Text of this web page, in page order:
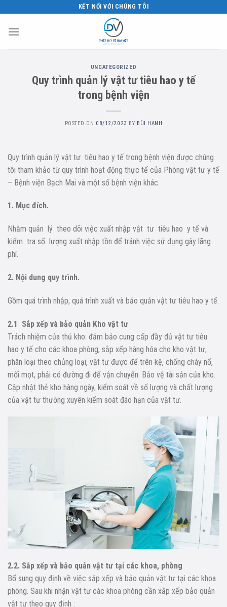
content
KẾT NỐI VỚI CHÚNG TÔI
UNCATEGORIZED
Quy trình quản lý vật tư tiêu hao y tế
trong bệnh viện
POSTED ON 08/12/2023 BY BÙI HẠNH
Quy trình quản lý vật tư tiêu hao y tế trong bệnh viện được chúng
tôi tham khảo từ quy trình hoạt động thực tế của Phòng vật tư y tế
– Bệnh viện Bạch Mai và một số bệnh viện khác.
1. Mục đích.
Nhằm quản lý theo dõi việc xuất nhập vật tư tiêu hao y tế và
kiểm tra số lượng xuất nhập tồn để tránh việc sử dụng gây lãng
phí.
2. Nội dung quy trình.
Gồm quá trình nhập, quá trình xuất và bảo quản vật tư tiêu hao y tế.
2.1 Sắp xếp và bảo quản Kho vật tư
Trách nhiệm của thủ kho: đảm bảo cung cấp đầy đủ vật tư tiêu
hao y tế cho các khoa phòng, sắp xếp hàng hóa cho kho vật tư,
phân loại theo chủng loại, vật tư được để trên kệ, chống cháy nổ,
mối mọt, phải có đường đi để vận chuyển. Bảo vệ tài sản của kho.
Cập nhật thẻ kho hàng ngày, kiểm soát về số lượng và chất lượng
của vật tư thường xuyên kiểm soát đáo hạn của vật tư.
2.2. Sắp xếp và bảo quản vật tư tại các khoa, phòng
Bổ sung quy định về việc sắp xếp và bảo quản vật tư tại các khoa
phòng. Sau khi nhận vật tư các khoa phòng cần xắp xếp bảo quản
vật tư theo quy định :